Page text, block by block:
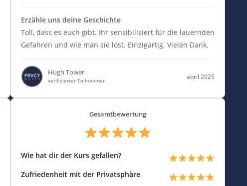
Erzähle uns deine Geschichte
Toll, dass es euch gibt. Ihr sensibilisiert für die lauernden
Gefahren und wie man sie löst. Einzigartig. Vielen Dank.
Hugh Tower
verifizierter Teilnehmer
abril 2025
Gesamtbewertung
Wie hat dir der Kurs gefallen?
Zufriedenheit mit der Privatsphäre